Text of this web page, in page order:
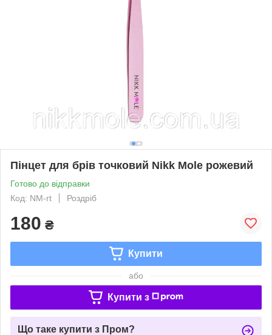
Пінцет для брів точковий Nikk Mole рожевий
Готово до відправки
Код: NM-rt
Роздріб
180 ₴
Купити
або
Купити з
Що таке купити з Пром?